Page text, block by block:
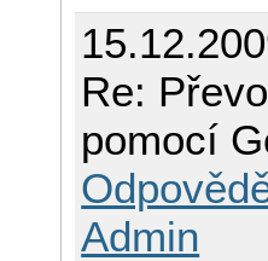
Re:
pomocí
Admin